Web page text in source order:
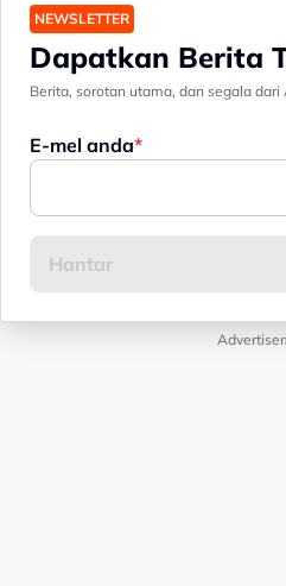
NEWSLETTER
Dapatkan Berita
Berita, sorotan utama, dan segala
E-mel anda